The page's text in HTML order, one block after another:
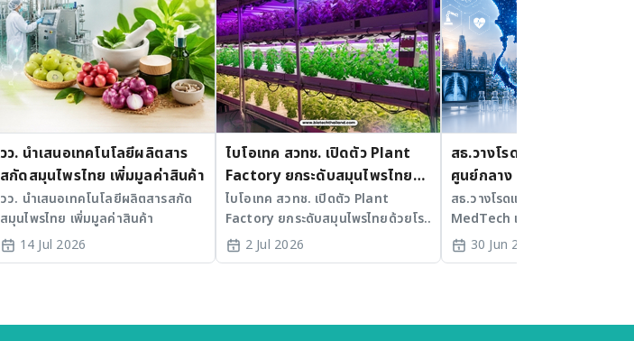
วว. นำเสนอเทคโนโลยีผลิตสาร
สกัดสมุนไพรไทย เพิ่มมูลค่าสินค้า
วว. นำเสนอเทคโนโลยีผลิตสารสกัด
สมุนไพรไทย เพิ่มมูลค่าสินค้า
14 Jul 2026
ไบโอเทค สวทช. เปิดตัว Plant
Factory ยกระดับสมุนไพรไทย
ด้วยโรงเรือนอัจฉริยะ
ไบโอเทค สวทช. เปิดตัว Plant
Factory ยกระดับสมุนไพรไทยด้วยโรง
เรือนอัจฉริยะ
2 Jul 2026
สธ.วางโรดแมปดันไทยสู่
ศูนย์กลาง MedTech และ
Hub มุ่งสร้างเทคโนโลยีสุขภ
ระดับโลก
สธ.วางโรดแมปดันไทยสู่ศูนย์กลาง
MedTech และ Bio-Hub มุ่งสร้า
เทคโนโลยีสุขภาพระดับโลก
30 Jun 2026